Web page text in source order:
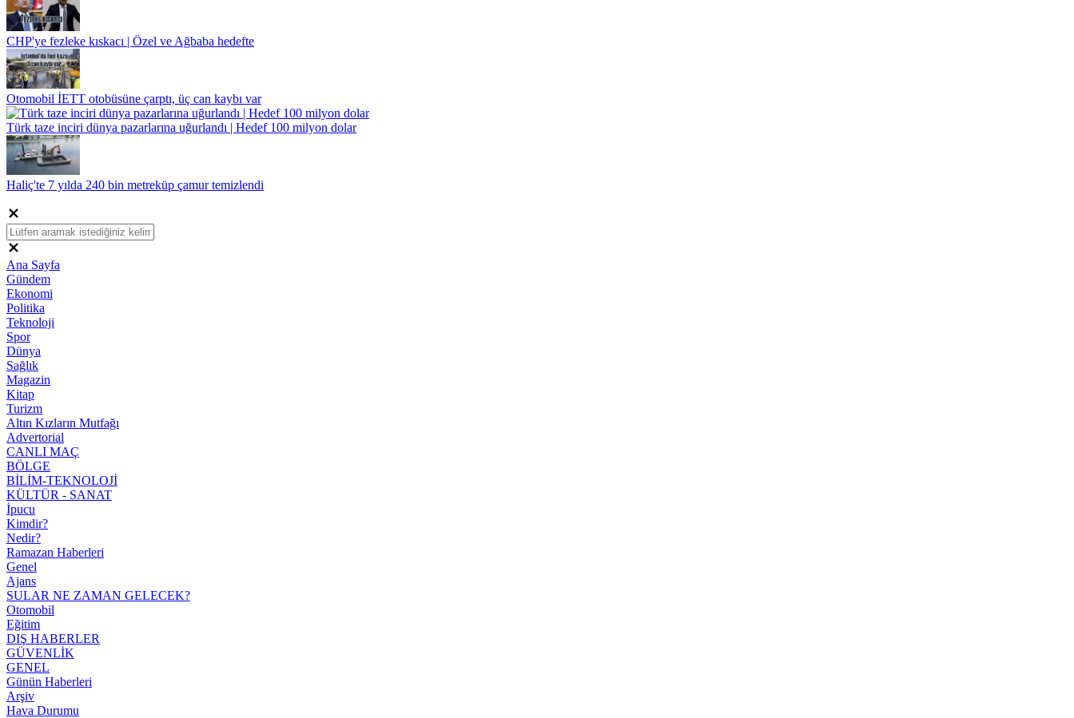
CHP'ye fezleke kıskacı | Özel ve Ağbaba hedefte
Otomobil İETT otobüsüne çarptı, üç can kaybı var
Türk taze inciri dünya pazarlarına uğurlandı | Hedef 100 milyon dolar
Haliç'te 7 yılda 240 bin metreküp çamur temizlendi
Ana Sayfa
Gündem
Ekonomi
Politika
Teknoloji
Spor
Dünya
Sağlık
Magazin
Kitap
Turizm
Altın Kızların Mutfağı
Advertorial
CANLI MAÇ
BÖLGE
BİLİM-TEKNOLOJİ
KÜLTÜR - SANAT
İpucu
Kimdir?
Nedir?
Ramazan Haberleri
Genel
Ajans
SULAR NE ZAMAN GELECEK?
Otomobil
Eğitim
DIŞ HABERLER
GÜVENLİK
GENEL
Günün Haberleri
Arşiv
Hava Durumu